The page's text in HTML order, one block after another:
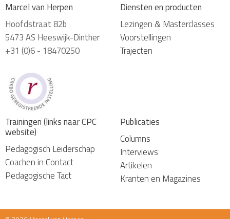
Marcel van Herpen
Hoofdstraat 82b
5473 AS Heeswijk-Dinther
+31 (0)6 - 18470250
Diensten en producten
Lezingen & Masterclasses
Voorstellingen
Trajecten
Trainingen (links naar CPC
website)
Pedagogisch Leiderschap
Coachen in Contact
Pedagogische Tact
Publicaties
Columns
Interviews
Artikelen
Kranten en Magazines